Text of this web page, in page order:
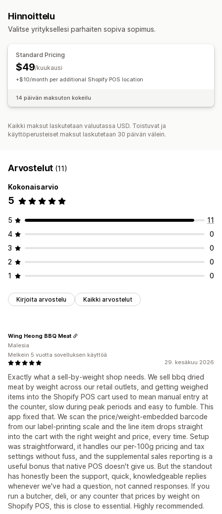
Myynti painon mukaan
Varastonhallinta
Manuaaliset päivitykset
Hinnoittelu
Valitse yrityksellesi parhaiten sopiva sopimus.
Standard Pricing
$49/kuukausi
+$10/month per additional Shopify POS location
14 päivän maksuton kokeilu
Kaikki maksut laskutetaan valuutassa USD. Toistuvat ja
käyttöperusteiset maksut laskutetaan 30 päivän välein.
Arvostelut (11)
Kokonaisarvio
5
5
11
4
0
3
0
2
0
1
0
Kirjoita arvostelu Kaikki arvostelut
29. kesäkuu 2026
Exactly what a sell-by-weight shop needs. We sell bbq dried
meat by weight across our retail outlets, and getting weighed
items into the Shopify POS cart used to mean manual entry at
the counter, slow during peak periods and easy to fumble. This
app fixed that. We scan the price/weight-embedded barcode
from our label-printing scale and the line item drops straight
into the cart with the right weight and price, every time. Setup
was straightforward, it handles our per-100g pricing and tax
settings without fuss, and the supplemental sales reporting is a
useful bonus that native POS doesn't give us. But the standout
has honestly been the support, quick, knowledgeable replies
whenever we've had a question, not canned responses. If you
run a butcher, deli, or any counter that prices by weight on
Shopify POS, this is close to essential. Highly recommended.
Wing Heong BBQ Meat
Malesia
Melkein 5 vuotta sovelluksen käyttöä